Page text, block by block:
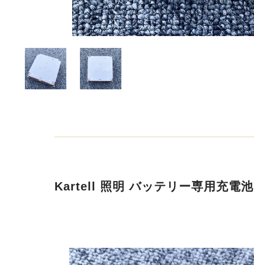
Kartell 照明 バッテリー専用充電池